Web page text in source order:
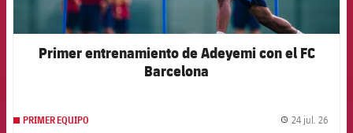
Primer entrenamiento de Adeyemi con el FC
Barcelona
PRIMER EQUIPO 24 jul. 26